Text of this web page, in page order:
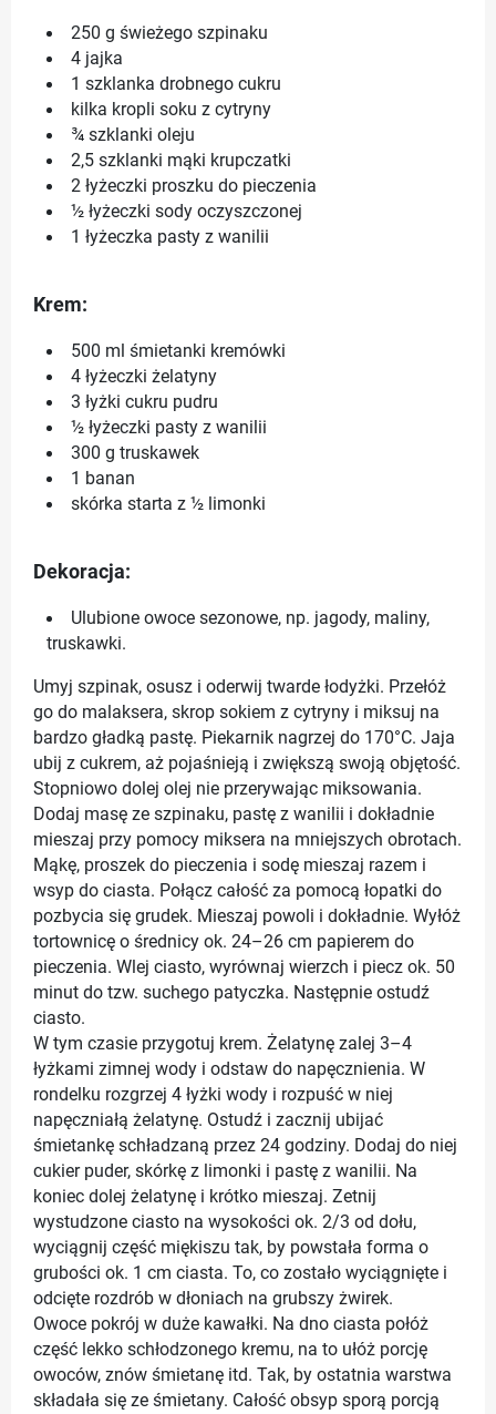
250 g świeżego szpinaku
4 jajka
1 szklanka drobnego cukru
kilka kropli soku z cytryny
¾ szklanki oleju
2,5 szklanki mąki krupczatki
2 łyżeczki proszku do pieczenia
½ łyżeczki sody oczyszczonej
1 łyżeczka pasty z wanilii
Krem:
500 ml śmietanki kremówki
4 łyżeczki żelatyny
3 łyżki cukru pudru
½ łyżeczki pasty z wanilii
300 g truskawek
1 banan
skórka starta z ½ limonki
Dekoracja:
Ulubione owoce sezonowe, np. jagody, maliny,
truskawki.
Umyj szpinak, osusz i oderwij twarde łodyżki. Przełóż
go do malaksera, skrop sokiem z cytryny i miksuj na
bardzo gładką pastę. Piekarnik nagrzej do 170°C. Jaja
ubij z cukrem, aż pojaśnieją i zwiększą swoją objętość.
Stopniowo dolej olej nie przerywając miksowania.
Dodaj masę ze szpinaku, pastę z wanilii i dokładnie
mieszaj przy pomocy miksera na mniejszych obrotach.
Mąkę, proszek do pieczenia i sodę mieszaj razem i
wsyp do ciasta. Połącz całość za pomocą łopatki do
pozbycia się grudek. Mieszaj powoli i dokładnie. Wyłóż
tortownicę o średnicy ok. 24–26 cm papierem do
pieczenia. Wlej ciasto, wyrównaj wierzch i piecz ok. 50
minut do tzw. suchego patyczka. Następnie ostudź
ciasto.
W tym czasie przygotuj krem. Żelatynę zalej 3–4
łyżkami zimnej wody i odstaw do napęcznienia. W
rondelku rozgrzej 4 łyżki wody i rozpuść w niej
napęczniałą żelatynę. Ostudź i zacznij ubijać
śmietankę schładzaną przez 24 godziny. Dodaj do niej
cukier puder, skórkę z limonki i pastę z wanilii. Na
koniec dolej żelatynę i krótko mieszaj. Zetnij
wystudzone ciasto na wysokości ok. 2/3 od dołu,
wyciągnij część miękiszu tak, by powstała forma o
grubości ok. 1 cm ciasta. To, co zostało wyciągnięte i
odcięte rozdrób w dłoniach na grubszy żwirek.
Owoce pokrój w duże kawałki. Na dno ciasta połóż
część lekko schłodzonego kremu, na to ułóż porcję
owoców, znów śmietanę itd. Tak, by ostatnia warstwa
składała się ze śmietany. Całość obsyp sporą porcją